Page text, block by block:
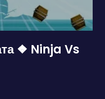
❖ Ninja Vs